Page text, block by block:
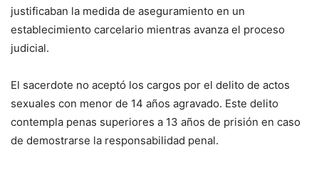
justificaban la medida de aseguramiento en un
establecimiento carcelario mientras avanza el proceso
judicial.
El sacerdote no aceptó los cargos por el delito de actos
sexuales con menor de 14 años agravado. Este delito
contempla penas superiores a 13 años de prisión en caso
de demostrarse la responsabilidad penal.